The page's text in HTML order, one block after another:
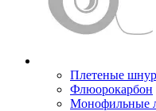
Плетеные
Флюорокарбон
Монофильные